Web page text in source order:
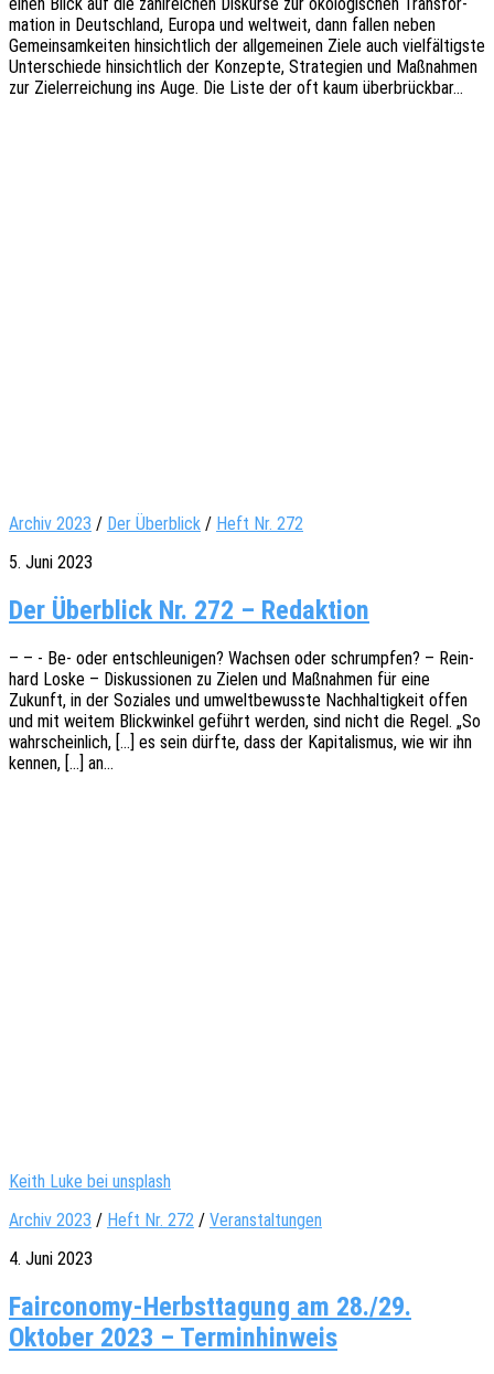
einen Blick auf die zahl­rei­chen Diskur­se zur ökolo­gi­schen Trans­for­
ma­ti­on in Deutsch­land, Europa und welt­weit, dann fallen neben
Gemein­sam­kei­ten hinsicht­lich der allge­mei­nen Ziele auch viel­fäl­tigs­te
Unter­schie­de hinsicht­lich der Konzep­te, Stra­te­gien und Maßnah­men
zur Ziel­er­rei­chung ins Auge. Die Liste der oft kaum überbrückbar…
Archiv 2023 / Der Überblick / Heft Nr. 272
5. Juni 2023
Der Überblick Nr. 272 – Redaktion
– – - Be- oder entschleu­ni­gen? Wach­sen oder schrump­fen? – Rein­
hard Loske – Diskus­sio­nen zu Zielen und Maßnah­men für eine
Zukunft, in der Sozia­les und umwelt­be­wuss­te Nach­hal­tig­keit offen
und mit weitem Blick­win­kel geführt werden, sind nicht die Regel. „So
wahr­schein­lich, […] es sein dürfte, dass der Kapi­ta­lis­mus, wie wir ihn
kennen, […] an…
Keith Luke bei unsplash
Archiv 2023 / Heft Nr. 272 / Veranstaltungen
4. Juni 2023
Fairconomy-Herbsttagung am 28./29.
Oktober 2023 – Terminhinweis